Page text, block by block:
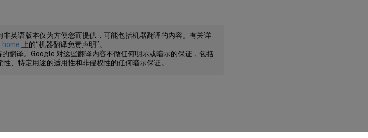
英语版本仅为方便您而提供，可能包括机器翻译的内容。有关详
上的“机器翻译免责声明”。
翻译。Google 对这些翻译内容不做任何明示或暗示的保证，包括
、特定用途的适用性和非侵权性的任何暗示保证。